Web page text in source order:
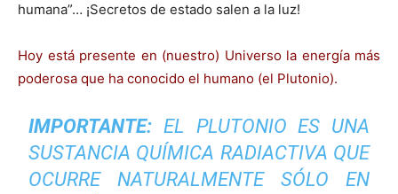
humana”… ¡Secretos de estado salen a la luz!
Hoy está presente en (nuestro) Universo la energía más
poderosa que ha conocido el humano (el Plutonio).
IMPORTANTE: EL PLUTONIO ES UNA
SUSTANCIA QUÍMICA RADIACTIVA QUE
OCURRE NATURALMENTE SÓLO EN